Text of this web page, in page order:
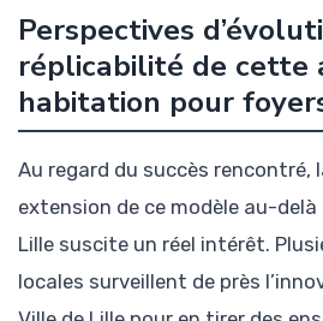
Perspectives
réplicabilité de cette
habitation pour
Au regard du succès rencontré,
extension de ce modèle au-
Lille suscite un réel intérêt.
locales surveillent de près